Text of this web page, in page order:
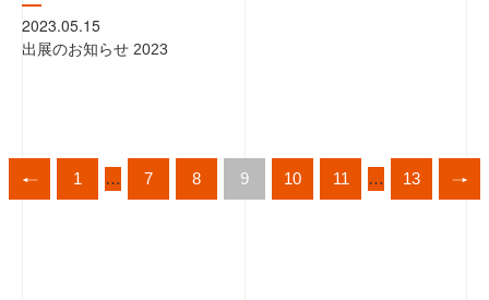
Cooperators
Contact お問い合わせ
2023.05.15
出展のお知らせ 2023
1 … 7 8 9 10 11 … 13